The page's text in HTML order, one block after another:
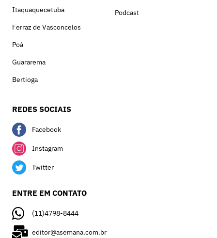
Itaquaquecetuba
Ferraz de Vasconcelos
Poá
Guararema
Bertioga
Podcast
REDES SOCIAIS
Facebook
Instagram
Twitter
ENTRE EM CONTATO
(11)4798-8444
editor@asemana.com.br